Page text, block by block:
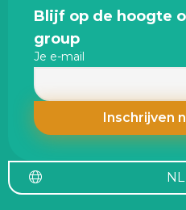
Site
footer
Blijf op de hoogte
group
Je e-mail
NL